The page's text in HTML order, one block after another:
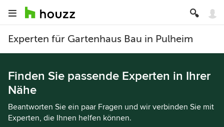
Experten für Gartenhaus Bau in Pulheim
Finden Sie passende Experten in Ihrer
Nähe
Beantworten Sie ein paar Fragen und wir verbinden Sie mit
Experten, die Ihnen helfen können.